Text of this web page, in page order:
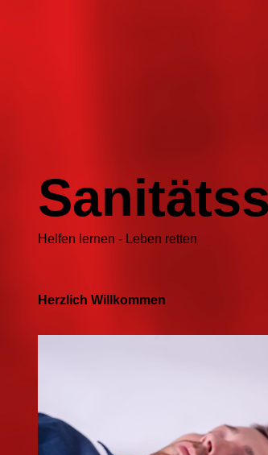
Helfen lernen - Leben retten
Herzlich Willkommen